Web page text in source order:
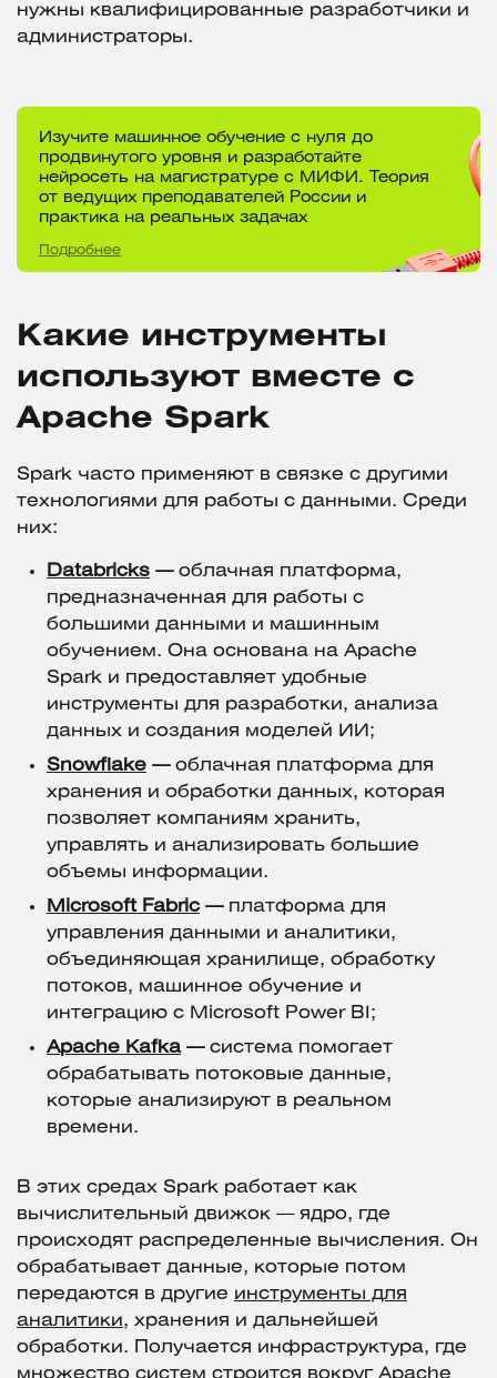
нужны квалифицированные разработчики и
администраторы.
Изучите машинное обучение с нуля до
продвинутого уровня и разработайте
нейросеть на магистратуре с МИФИ. Теория
от ведущих преподавателей России и
практика на реальных задачах
Подробнее
Какие инструменты
используют вместе с
Apache Spark
Spark часто применяют в связке с другими
технологиями для работы с данными. Среди
них:
Databricks —облачная платформа,
предназначенная для работы с
большими данными и машинным
обучением. Она основана на Apache
Spark и предоставляет удобные
инструменты для разработки, анализа
данных и создания моделей ИИ;
Snowflake —облачная платформа для
хранения и обработки данных, которая
позволяет компаниям хранить,
управлять и анализировать большие
объемы информации.
Microsoft Fabric—платформа для
управления данными и аналитики,
объединяющая хранилище, обработку
потоков, машинное обучение и
интеграцию с Microsoft Power BI;
Apache Kafka—система помогает
обрабатывать потоковые данные,
которые анализируют в реальном
времени.
В этих средах Spark работает как
вычислительный движок — ядро, где
происходят распределенные вычисления. Он
обрабатывает данные, которые потом
передаются в другие инструменты для
аналитики, хранения и дальнейшей
обработки. Получается инфраструктура, где
множество систем строится вокруг Apache